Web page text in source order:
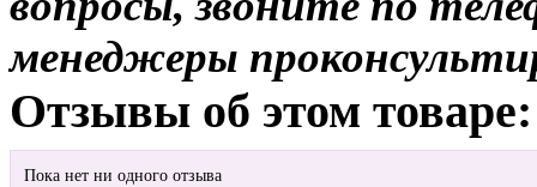
менеджеры
Отзывы об этом товаре:
Пока нет ни одного отзыва